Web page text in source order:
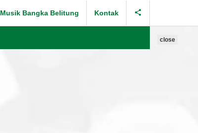
Musik Bangka Belitung Kontak
close